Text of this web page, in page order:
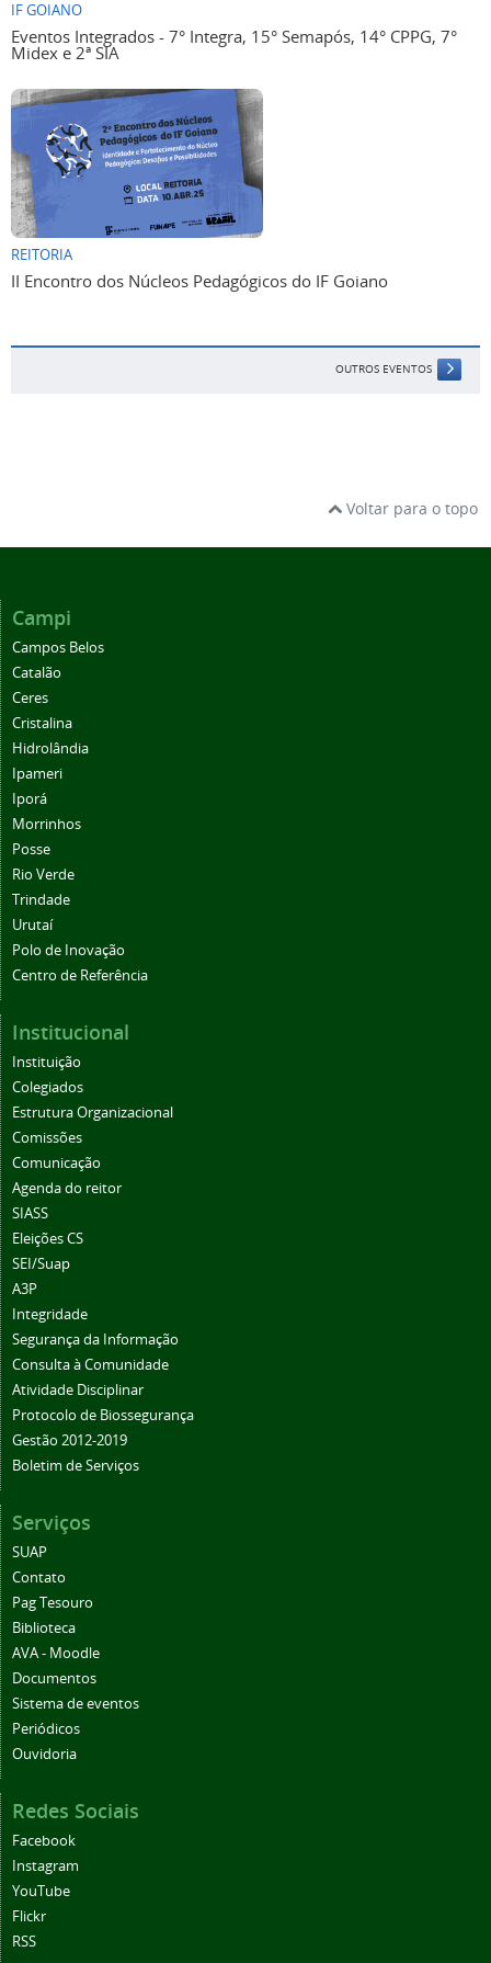
IF GOIANO
Eventos Integrados - 7° Integra, 15° Semapós, 14° CPPG, 7°
Midex e 2ª SIA
REITORIA
II Encontro dos Núcleos Pedagógicos do IF Goiano
OUTROS EVENTOS
Voltar para o topo
Campi
Campos Belos
Catalão
Ceres
Cristalina
Hidrolândia
Ipameri
Iporá
Morrinhos
Posse
Rio Verde
Trindade
Urutaí
Polo de Inovação
Centro de Referência
Institucional
Instituição
Colegiados
Estrutura Organizacional
Comissões
Comunicação
Agenda do reitor
SIASS
Eleições CS
SEI/Suap
A3P
Integridade
Segurança da Informação
Consulta à Comunidade
Atividade Disciplinar
Protocolo de Biossegurança
Gestão 2012-2019
Boletim de Serviços
Serviços
SUAP
Contato
Pag Tesouro
Biblioteca
AVA - Moodle
Documentos
Sistema de eventos
Periódicos
Ouvidoria
Redes Sociais
Facebook
Instagram
YouTube
Flickr
RSS